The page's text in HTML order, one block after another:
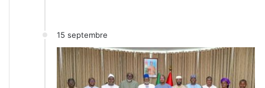
15 septembre